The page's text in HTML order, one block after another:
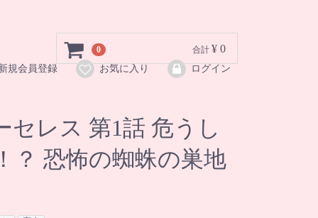
0 合計 ¥ 0
規会員登録 お気に入り ログイン
セレス 第1話 危うし
？ 恐怖の蜘蛛の巣地